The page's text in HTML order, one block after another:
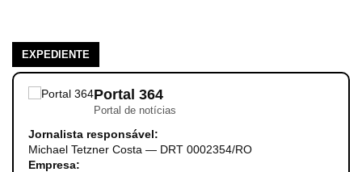
EXPEDIENTE
Portal 364
Portal de notícias
Jornalista responsável:
Michael Tetzner Costa — DRT 0002354/RO
Empresa: